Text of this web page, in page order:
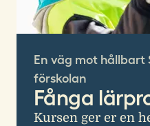
En väg mot hållbart
förskolan
Fånga
Kursen ger er en